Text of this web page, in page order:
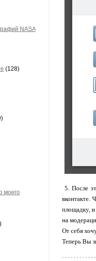
NASA
(128)
моего
5. После
вконтакте.
площадку,
на
От себя
Теперь Вы